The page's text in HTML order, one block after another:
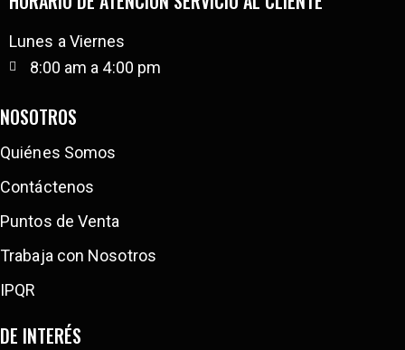
Lunes a Viernes
8:00 am a 4:00 pm
NOSOTROS
Quiénes Somos
Contáctenos
Puntos de Venta
Trabaja con Nosotros
IPQR
DE INTERÉS